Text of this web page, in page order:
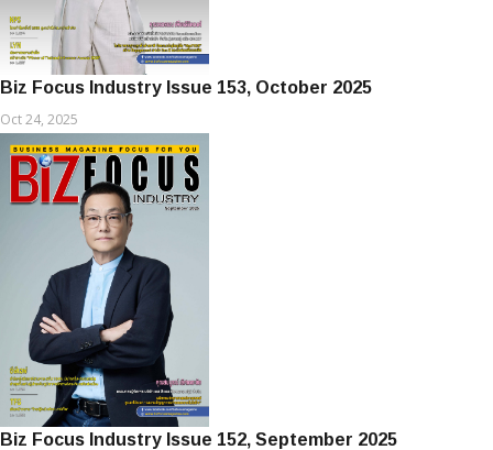
Biz Focus Industry Issue 153, October 2025
Oct 24, 2025
Biz Focus Industry Issue 152, September 2025